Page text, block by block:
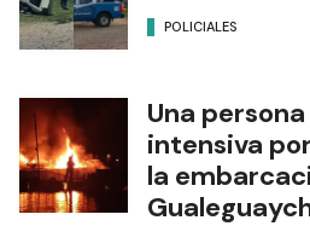
POLICIALES
Una
intensiva
la